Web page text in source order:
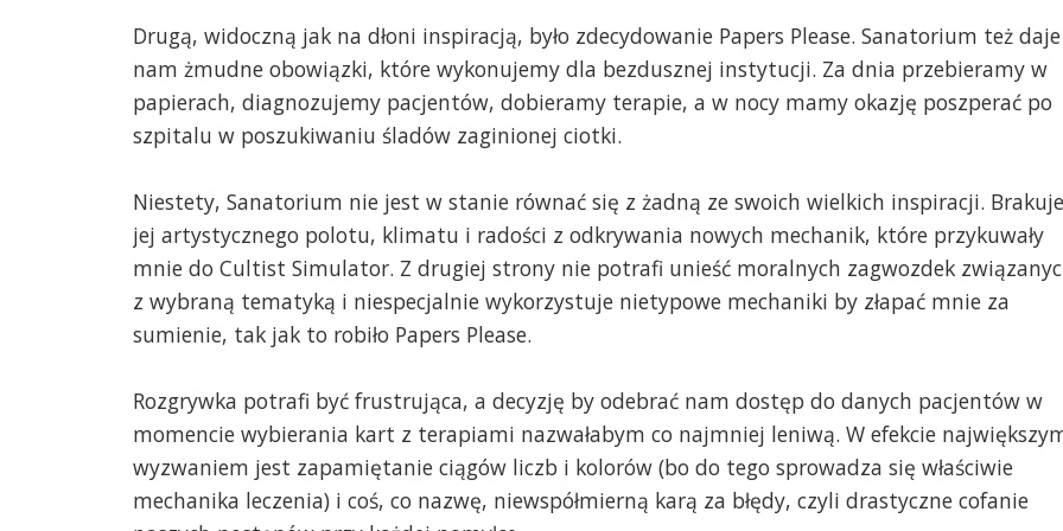
Drugą, widoczną jak na dłoni inspiracją, było zdecydowanie Papers Please. Sanatorium też daje
nam żmudne obowiązki, które wykonujemy dla bezdusznej instytucji. Za dnia przebieramy w
papierach, diagnozujemy pacjentów, dobieramy terapie, a w nocy mamy okazję poszperać po
szpitalu w poszukiwaniu śladów zaginionej ciotki.
Niestety, Sanatorium nie jest w stanie równać się z żadną ze swoich wielkich inspiracji. Brakuje
jej artystycznego polotu, klimatu i radości z odkrywania nowych mechanik, które przykuwały
mnie do Cultist Simulator. Z drugiej strony nie potrafi unieść moralnych zagwozdek
z wybraną tematyką i niespecjalnie wykorzystuje nietypowe mechaniki by złapać mnie za
sumienie, tak jak to robiło Papers Please.
Rozgrywka potrafi być frustrująca, a decyzję by odebrać nam dostęp do danych pacjentów w
momencie wybierania kart z terapiami nazwałabym co najmniej leniwą. W efekcie
wyzwaniem jest zapamiętanie ciągów liczb i kolorów (bo do tego sprowadza się właściwie
mechanika leczenia) i coś, co nazwę, niewspółmierną karą za błędy, czyli drastyczne cofanie